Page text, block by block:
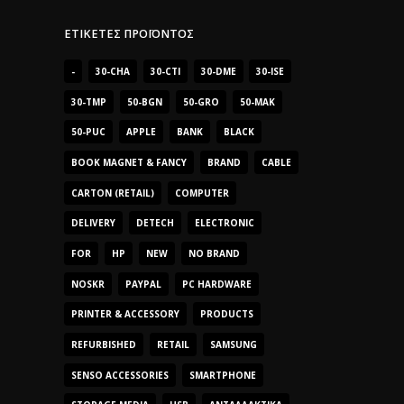
ΕΤΙΚΈΤΕΣ ΠΡΟΪΌΝΤΟΣ
- 30-CHA 30-CTI 30-DME 30-ISE
30-TMP 50-BGN 50-GRO 50-MAK
50-PUC APPLE BANK BLACK
BOOK MAGNET & FANCY BRAND CABLE
CARTON (RETAIL) COMPUTER
DELIVERY DETECH ELECTRONIC
FOR HP NEW NO BRAND
NOSKR PAYPAL PC HARDWARE
PRINTER & ACCESSORY PRODUCTS
REFURBISHED RETAIL SAMSUNG
SENSO ACCESSORIES SMARTPHONE